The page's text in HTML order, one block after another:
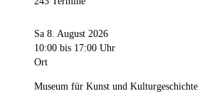
Sa 8. August 2026
10:00 bis 17:00 Uhr
Ort
Museum für Kunst und Kulturgeschichte